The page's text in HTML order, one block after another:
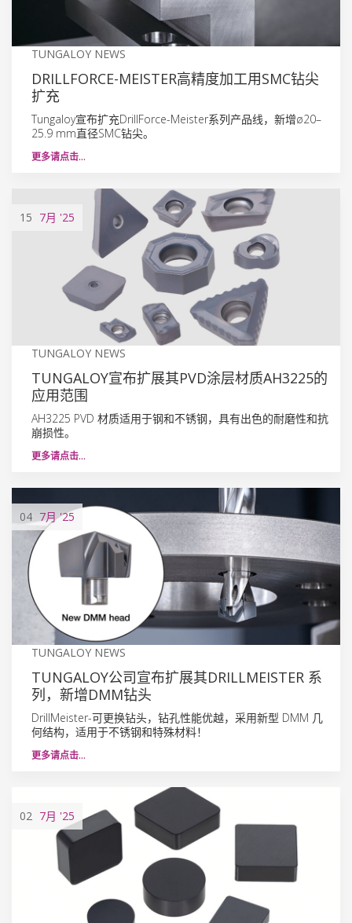
TUNGALOY NEWS
DRILLFORCE-MEISTER高精度加工用SMC钻尖
扩充
Tungaloy宣布扩充DrillForce-Meister系列产品线，新增ø20–
25.9 mm直径SMC钻尖。
更多请点击…
15 7月 '25
TUNGALOY NEWS
TUNGALOY宣布扩展其PVD涂层材质AH3225的
应用范围
AH3225 PVD 材质适用于钢和不锈钢，具有出色的耐磨性和抗
崩损性。
更多请点击…
04 7月'25
TUNGALOY NEWS
TUNGALOY公司宣布扩展其DRILLMEISTER 系
列，新增DMM钻头
DrillMeister-可更换钻头，钻孔性能优越，采用新型 DMM 几
何结构，适用于不锈钢和特殊材料！
更多请点击…
02 7月 '25